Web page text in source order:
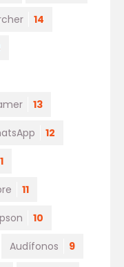
14
13
12
11
10
Audífonos 9